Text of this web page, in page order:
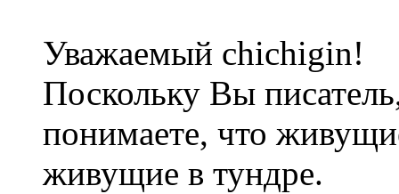
Уважаемый chichigin!
Поскольку Вы
понимаете, что
живущие в тундре.